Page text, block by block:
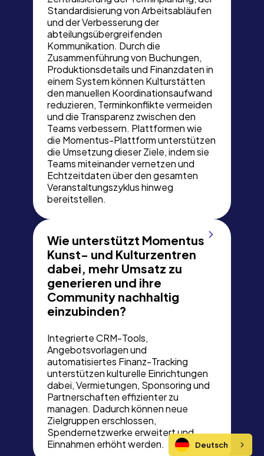
Standardisierung von Arbeitsabläufen
und der Verbesserung der
abteilungsübergreifenden
Kommunikation. Durch die
Zusammenführung von Buchungen,
Produktionsdetails und Finanzdaten in
einem System können Kulturstätten
den manuellen Koordinationsaufwand
reduzieren, Terminkonflikte vermeiden
und die Transparenz zwischen den
Teams verbessern. Plattformen wie
die Momentus-Plattform unterstützen
die Umsetzung dieser Ziele, indem sie
Teams miteinander vernetzen und
Echtzeitdaten über den gesamten
Veranstaltungszyklus hinweg
bereitstellen.
Wie unterstützt Momentus
Kunst- und Kulturzentren
dabei, mehr Umsatz zu
generieren und ihre
Community nachhaltig
einzubinden?
Integrierte CRM-Tools,
Angebotsvorlagen und
automatisiertes Finanz-Tracking
unterstützen kulturelle Einrichtungen
dabei, Vermietungen, Sponsoring und
Partnerschaften effizienter zu
managen. Dadurch können neue
Zielgruppen erschlossen,
Spendernetzwerke erweitert und
Einnahmen erhöht werden.
Deutsch